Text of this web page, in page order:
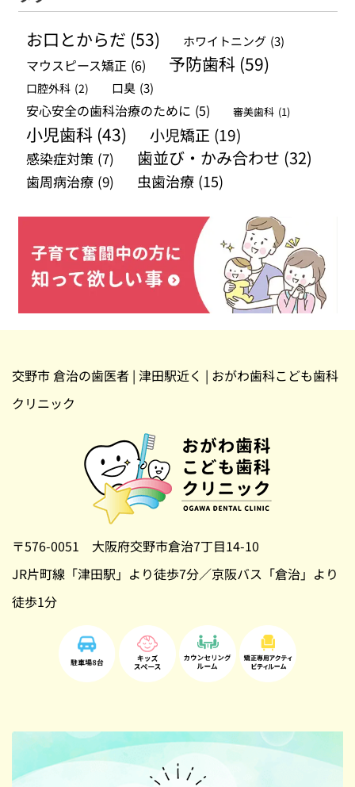
ブお口とからだ (53) ホワイトニング (3)
マウスピース矯正 (6) 予防歯科 (59)
口腔外科 (2) 口臭 (3)
安心安全の歯科治療のために (5) 審美歯科 (1)
小児歯科 (43) 小児矯正 (19)
感染症対策 (7) 歯並び・かみ合わせ (32)
歯周病治療 (9) 虫歯治療 (15)
交野市 倉治の歯医者 | 津田駅近く | おがわ歯科こども歯科
クリニック
〒576-0051 大阪府交野市倉治7丁目14-10
JR片町線「津田駅」より徒歩7分／京阪バス「倉治」より
徒歩1分